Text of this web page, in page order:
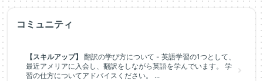
コミュニティ
【スキルアップ】
翻訳の学び方について - 英語学習の1つとして、
最近アメリアに入会し、翻訳をしながら英語を学んでいます。 学
習の仕方についてアドバイスください。 ...